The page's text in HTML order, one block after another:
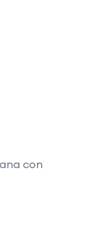
con